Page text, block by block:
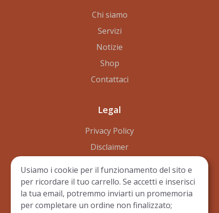
Chi siamo
Servizi
Notizie
Shop
Contattaci
Legal
Privacy Policy
Disclaimer
Usiamo i cookie per il funzionamento del sito e
per ricordare il tuo carrello. Se accetti e inserisci
la tua email, potremmo inviarti un promemoria
per completare un ordine non finalizzato;